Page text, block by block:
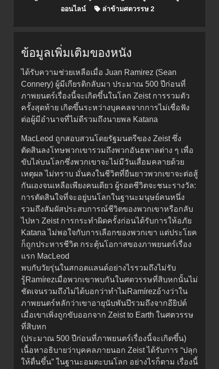
ออนไลน์
ล่าข้ามศตวรรษ 2
ข้อมูลเพิ่มเติมของหนัง
ได้รับความช่วยเหลือเมื่อ Juan Ramirez (Sean
Connery) ผู้มีเกียรติกลับมา ประมาณ 500 ปีก่อนที่
ภาพยนตร์เรื่องนี้จะเกิดขึ้นในโลก Zeist การรวมตัว
ครั้งสุดท้าย เกิดขึ้นระหว่างบุคคลจากการไม่เชื่อฟัง
ต่อผู้มีอำนาจที่ไม่ดีรวมถึงนายพล Katana
MacLeod ถูกสอบสวนโดยรัฐมนตรีของ Zeist ซึ่ง
ตัดสินลงโทษพวกเขารวมถึงพวกอันธพาลต่าง ๆ เพื่อ
ขับไล่บนโลกซึ่งพวกเขาจะไม่มีวันเสื่อมคลายด้วย
เหตุผล ไม่ทราบ มั่นคงในชีวิตที่ยืนยาวพวกเขาจะต่อสู้
กันเองจนเหลือเพียงคนเดียว ผู้รอดชีวิตจะชนะรางวัล:
การตัดสินใจที่จะอยู่บนโลกในฐานะมนุษย์คนหนึ่ง
รวมถึงสัมผัสประสบการณ์ชีวิตของพวกเขาหรือกลับ
ไปหา Zeist การกระทำผิดครั้งก่อนได้รับการให้อภัย
Katana ไม่พอใจกับการเลือกของพวกเขา แต่ประโยค
ก็ถูกประหารชีวิต กระตุ้นโอกาสของภาพยนตร์เรื่อง
แรก MacLeod
พบกับวัยรุ่นในสกอตแลนด์อย่างไรรวมถึงไม่รับ
รู้Ramírezเมื่อพวกเขาพบกันในศตวรรษที่สิบหกนั้นไม่
ชัดเจนรวมถึงไม่ได้บอกว่าทำไมRamírezอ้างว่าใน
ภาพยนตร์หลักว่าเขาอายุนับพันปีรวมถึงจากอียิปต์
เมื่อเขาเพิ่งถูกขับออกจาก Zeist to Earth ในศตวรรษ
ที่สิบหก
(ประมาณ 500 ปีก่อนที่ภาพยนตร์เรื่องนี้จะเกิดขึ้น)
เนื้อหาอธิบายว่าบุคคลภายนอก Zeist ได้รับการ “ปลุก
ให้ตื่นขึ้น” ในฐานะอมตะบนโลก อย่างไรก็ตาม เรื่องนี้